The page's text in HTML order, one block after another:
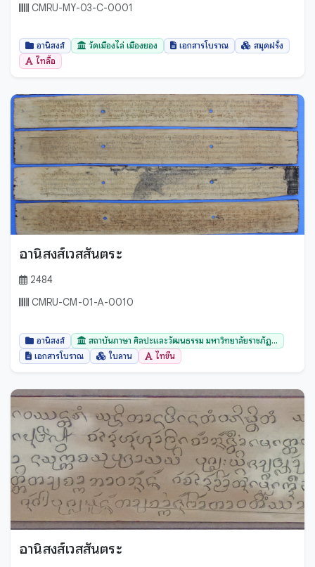
CMRU-MY-03-C-0001
อานิสงส์ วัดเมืองไล่ เมืองยอง เอกสารโบราณ
สมุดฝรั่ง
ไทลื้อ
อานิสงส์เวสสันตระ
2484
CMRU-CM-01-A-0010
อานิสงส์
สถาบันภาษา ศิลปะและวัฒนธรรม มหาวิทยาลัยราชภัฏ...
เอกสารโบราณ
ใบลาน ไทขึน
อานิสงส์เวสสันตระ